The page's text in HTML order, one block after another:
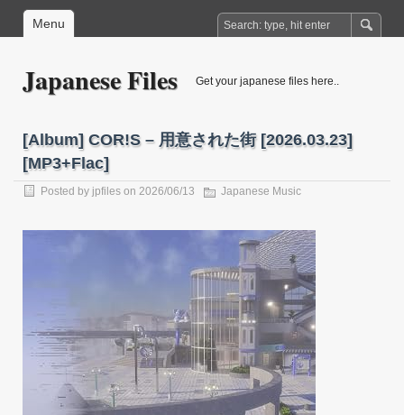
Menu
Japanese Files Get your japanese files here..
[Album] COR!S – 用意された街 [2026.03.23]
[MP3+Flac]
Posted by jpfiles on 2026/06/13 Japanese Music